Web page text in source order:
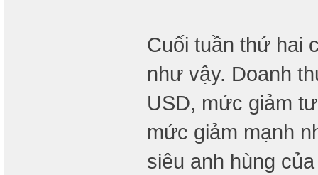
Cuối tuần thứ hai
như vậy. Doanh
USD, mức giảm
mức giảm mạnh
siêu anh hùng